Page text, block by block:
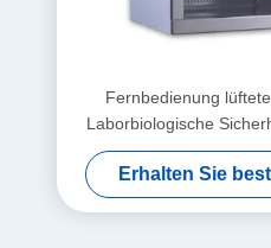
Fernbedienung
Laborbiologische
Klasse II W
Erhalten Sie